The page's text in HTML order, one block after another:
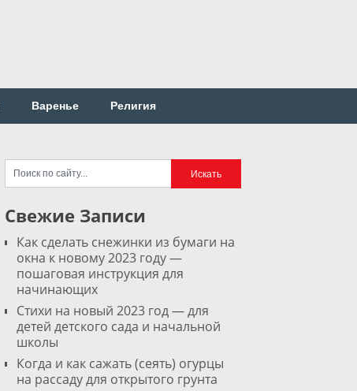
Варенье Религия
Свежие Записи
Как сделать снежинки из бумаги на
окна к новому 2023 году —
пошаговая инструкция для
начинающих
Стихи на новый 2023 год — для
детей детского сада и начальной
школы
Когда и как сажать (сеять) огурцы
на рассаду для открытого грунта